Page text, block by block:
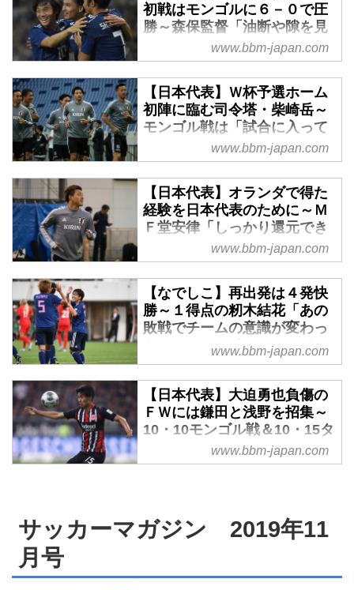
初戦はモンゴルに６－０で圧
勝～森保監督「油断や隙を見
せずに結果を出してくれた」
- ベースボール・マガジン社
WEB
10月10日、埼玉スタジアム２０
０２で行なわれた2022ＦＩＦＡ
ワールドカップ・アジア２次予選
で、日本はモンゴルに６－０で圧
勝。今予選のホーム初戦だった試
合できっちり勝ち点３を積み上げ
てみせた。
www.bbm-japan.com
【日本代表】Ｗ杯予選ホーム
初陣に臨む司令塔・柴崎岳～
モンゴル戦は「試合に入って
相手を見る」 - ベースボー
ル・マガジン社WEB
『2022ＦＩＦＡワールドカップ
カタール・アジア２次予選兼ＡＦ
Ｃアジアカップ中国2023予選』
のモンゴル戦（10月10日埼玉ス
タジアム）とタジキスタン戦（10
月15日タジキスタン・ドゥシャン
ベ）に臨む日本代表は、モンゴル
戦の試合前日練習を、会場となる
埼玉スタジアムで行なった。
www.bbm-japan.com
【日本代表】オランダで得た
経験を日本代表のために～Ｍ
Ｆ堂安律「しっかり還元でき
たら」 - ベースボール・マガ
ジン社WEB
『2022ＦＩＦＡワールドカップ
カタール・アジア２次予選兼ＡＦ
Ｃアジアカップ中国2023予選』
タジアム）とタジキスタン戦（10
月15日タジキスタン・ドゥシャン
ベ）に臨む日本代表は、埼玉県さ
いたま市内で合宿２日目のトレー
ニングを行なった。
www.bbm-japan.com
【なでしこ】再出発は４発快
勝～１得点の籾木結花「あの
敗戦でチームの意識が変わっ
た」 - ベースボール・マガジ
ン社WEB
今年６月に行なわれた女子ワール
ドカップで世界一に返り咲くこと
を目指したなでしこジャパン（サ
退した。10月６日のカナダ戦は、
た。結果は、４－０で日本が快
勝。同じく女子Ｗ杯で16強入りし
www.bbm-japan.com
【日本代表】大迫勇也負傷の
ＦＷには鎌田と浅野を招集～
10・10モンゴル戦＆10・15タ
ジキスタン戦のメンバー発表
- ベースボール・マガジン社
０２２ＦＩＦＡワールドカップカ
タール大会出場に向けたアジア２
国２０２３予選）のモンゴル戦、
www.bbm-japan.com
サッカーマガジン 2019年11
月号